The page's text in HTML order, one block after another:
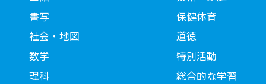
書写
社会・地図
数学
理科
保健体育
道徳
特別活動
総合的な学習